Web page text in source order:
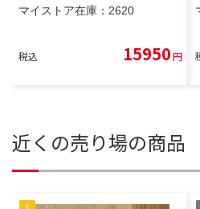
マイストア在庫： 2620
税込 15950円
近くの売り場の商品